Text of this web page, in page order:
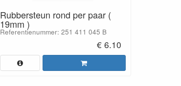
Rubbersteun rond per paar (
19mm )
Referentienummer: 251 411 045 B
€ 6.10